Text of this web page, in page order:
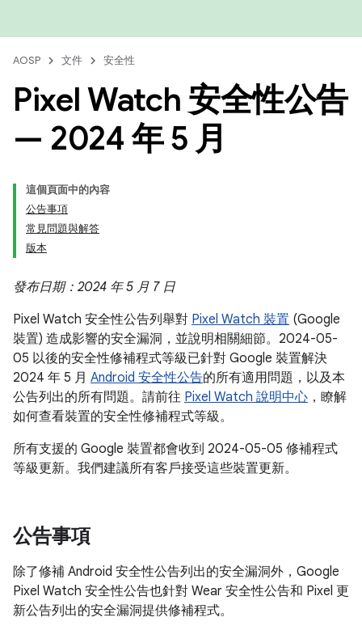
AOSP 文件 安全性
Pixel Watch 安全性公告
— 2024 年 5 月
這個頁面中的內容
公告事項
常見問題與解答
版本
發布日期：2024 年 5 月 7 日
Pixel Watch 安全性公告列舉對 Pixel Watch 裝置 (Google
裝置) 造成影響的安全漏洞，並說明相關細節。2024-05-
05 以後的安全性修補程式等級已針對 Google 裝置解決
2024 年 5 月 Android 安全性公告的所有適用問題，以及本
公告列出的所有問題。請前往 Pixel Watch 說明中心 ，瞭解
如何查看裝置的安全性修補程式等級。
所有支援的 Google 裝置都會收到 2024-05-05 修補程式
等級更新。我們建議所有客戶接受這些裝置更新。
公告事項
除了修補 Android 安全性公告列出的安全漏洞外，Google
Pixel Watch 安全性公告也針對 Wear 安全性公告和 Pixel 更
新公告列出的安全漏洞提供修補程式。